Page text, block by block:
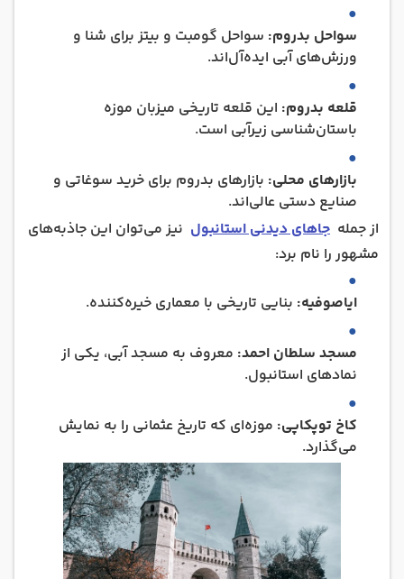
سواحل بدروم: سواحل گومبت و بیتز برای شنا و
ورزش‌های آبی ایده‌آل‌اند.
قلعه بدروم: این قلعه تاریخی میزبان موزه
باستان‌شناسی زیرآبی است.
بازارهای محلی: بازارهای بدروم برای خرید سوغاتی و
صنایع دستی عالی‌اند.
از جمله جاهای دیدنی استانبول نیز می‌توان این جاذبه‌های
مشهور را نام برد:
ایاصوفیه: بنایی تاریخی با معماری خیره‌کننده.
مسجد سلطان احمد: معروف به مسجد آبی، یکی از
نمادهای استانبول.
کاخ توپکاپی: موزه‌ای که تاریخ عثمانی را به نمایش
می‌گذارد.